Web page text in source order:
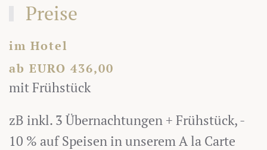
Preise
im Hotel
ab EURO 436,00
mit Frühstück
zB inkl. 3 Übernachtungen + Frühstück, -
10 % auf Speisen in unserem A la Carte